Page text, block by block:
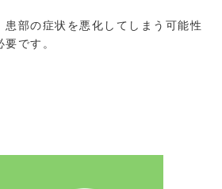
患部の症状を悪化してしまう可能性
です。